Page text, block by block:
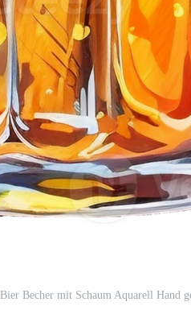
Bier Becher mit Schaum Aquarell Hand